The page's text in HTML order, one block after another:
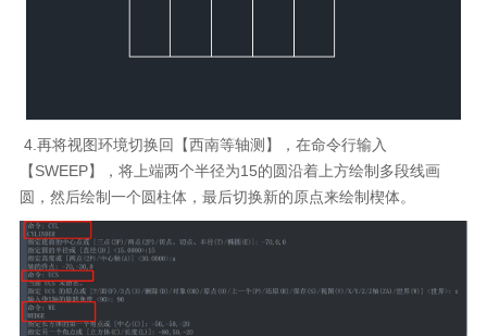
4.再将视图环境切换回【西南等轴测】，在命令行输入
【SWEEP】，将上端两个半径为15的圆沿着上方绘制多段线画
圆，然后绘制一个圆柱体，最后切换新的原点来绘制楔体。